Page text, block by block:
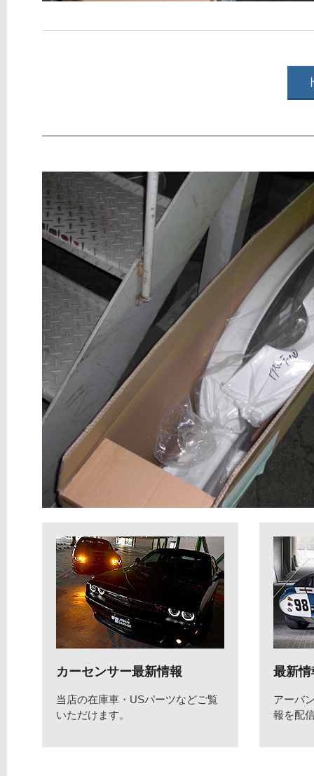
カーセンサー最新情報
当店の在庫車・USパーツなどご覧
いただけます。
最新情
アーバ
報を配